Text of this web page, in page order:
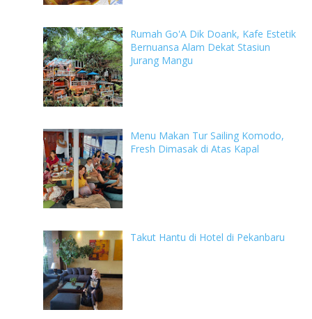
Rumah Go'A Dik Doank, Kafe Estetik
Bernuansa Alam Dekat Stasiun
Jurang Mangu
Menu Makan Tur Sailing Komodo,
Fresh Dimasak di Atas Kapal
Takut Hantu di Hotel di Pekanbaru